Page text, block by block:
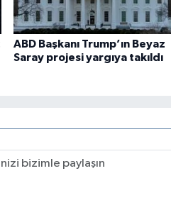
ABD Başkanı Trump’ın Beyaz
Saray projesi yargıya takıldı